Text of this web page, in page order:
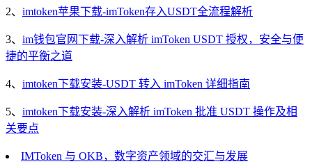
2、 imtoken苹果下载-imToken存入USDT全流程解析
3、 im钱包官网下载-深入解析 imToken USDT 授权，安全与便
捷的平衡之道
4、 imtoken下载安装-USDT 转入 imToken 详细指南
5、 imtoken下载安装-深入解析 imToken 批准 USDT 操作及相
关要点
IMToken 与 OKB，数字资产领域的交汇与发展